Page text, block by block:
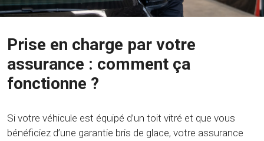
Prise en charge par votre
assurance : comment ça
fonctionne ?
Si votre véhicule est équipé d’un toit vitré et que vous
bénéficiez d’une garantie bris de glace, votre assurance